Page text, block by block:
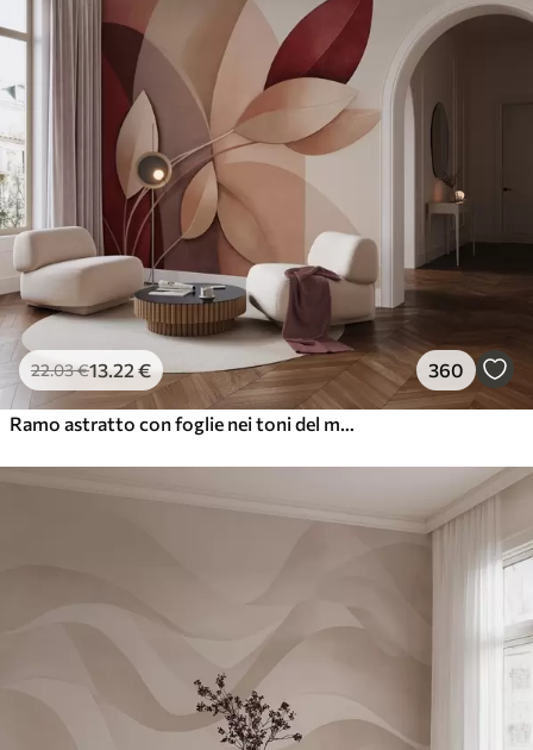
22.03€13.22 € 360